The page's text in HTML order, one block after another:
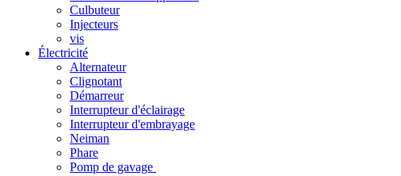
Culbuteur
Injecteurs
vis
Électricité
Alternateur
Clignotant
Démarreur
Interrupteur d'éclairage
Interrupteur d'embrayage
Neiman
Phare
Pomp de gavage